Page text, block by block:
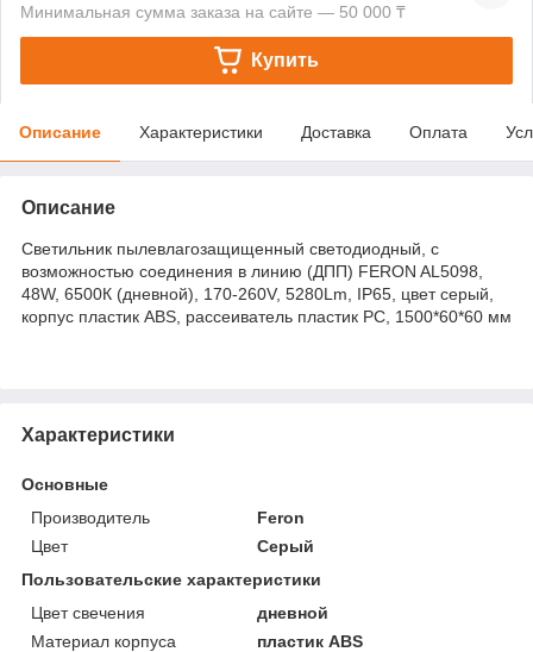
Минимальная сумма заказа на сайте — 50 000 ₸
Купить
Описание Характеристики Доставка Оплата
Описание
Светильник пылевлагозащищенный светодиодный, с
возможностью соединения в линию (ДПП) FERON AL5098,
48W, 6500К (дневной), 170-260V, 5280Lm, IP65, цвет серый,
корпус пластик ABS, рассеиватель пластик PC, 1500*60*60 мм
Характеристики
Основные
Производитель
Feron
Цвет
Серый
Пользовательские характеристики
Цвет свечения
дневной
Материал корпуса
пластик ABS